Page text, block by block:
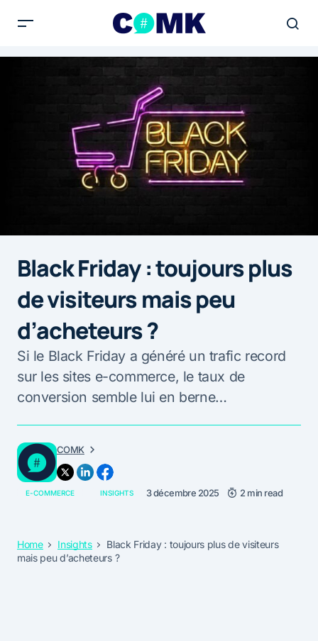
Black Friday : toujours plus
de visiteurs mais peu
d’acheteurs ?
Si le Black Friday a généré un trafic record
sur les sites e-commerce, le taux de
conversion semble lui en berne…
COMK
E-COMMERCE INSIGHTS 3 décembre 2025 2 min read
Home Insights
Black Friday : toujours plus de visiteurs
mais peu d’acheteurs ?